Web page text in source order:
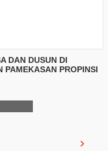
DAN DUSUN DI
PAMEKASAN PROPINSI
›